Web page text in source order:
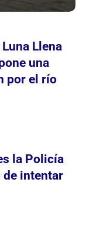
Llena
una
por el río
la Policía
de intentar